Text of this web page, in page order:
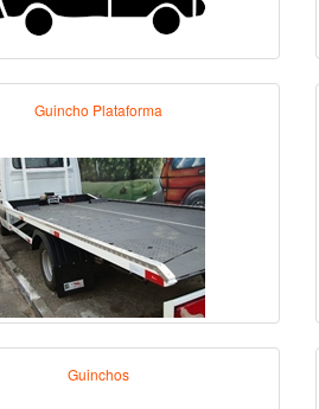
Guincho Plataforma
Guinchos